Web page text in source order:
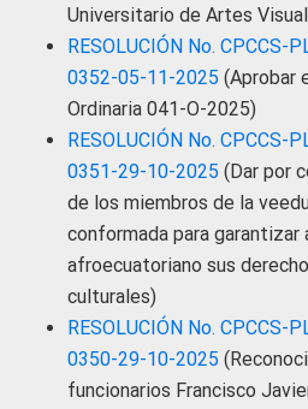
Universitario de Artes
RESOLUCIÓN No. CPCCS-
0352-05-11-2025 (Aprobar
Ordinaria 041-O-2025)
RESOLUCIÓN No. CPCCS-
0351-29-10-2025 (Dar por
de los miembros de la
conformada para garantizar
afroecuatoriano sus
culturales)
RESOLUCIÓN No. CPCCS-
0350-29-10-2025
funcionarios Francisco